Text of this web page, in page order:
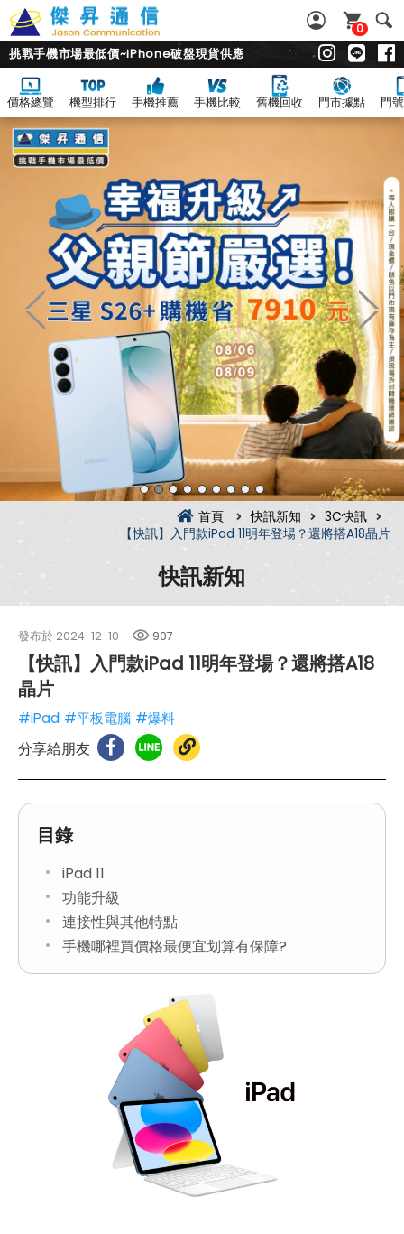
0
挑戰手機市場最低價~iPhone破盤現貨供應
價格總覽 機型排行 手機推薦 手機比較 舊機回收 門市據點 門
首頁 快訊新知
3C快訊
【快訊】入門款iPad 11明年登場？還將搭A18晶片
快訊新知
發布於 2024-12-10 907
【快訊】入門款iPad 11明年登場？還將搭A18
晶片
#iPad #平板電腦 #爆料
分享給朋友
目錄
iPad 11
功能升級
連接性與其他特點
手機哪裡買價格最便宜划算有保障?